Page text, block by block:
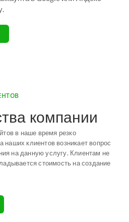
компании
в наше время резко
клиентов возникает вопрос
на данную услугу. Клиентам не
стоимость на создание